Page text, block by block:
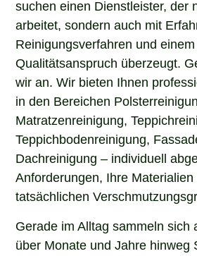
suchen einen Dienstleister, der
arbeitet, sondern auch mit
Reinigungsverfahren und
Qualitätsanspruch überzeugt.
wir an. Wir bieten Ihnen
in den Bereichen
Matratzenreinigung,
Teppichbodenreinigung,
Dachreinigung – individuell
Anforderungen, Ihre Materialien
tatsächlichen
Gerade im Alltag sammeln sich
über Monate und Jahre hinweg